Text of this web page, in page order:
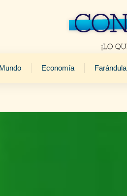
Mundo Economía Farándula